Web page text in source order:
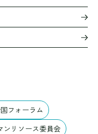
フォーラム
ンリソース委員会